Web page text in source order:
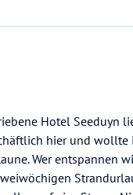
Hotel Seeduyn
hier und wollte
Wer entspannen